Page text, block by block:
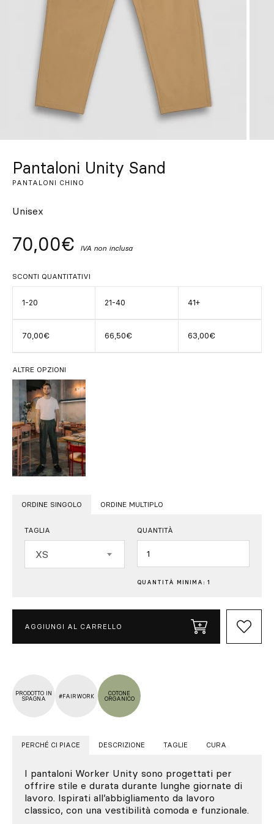
Lasciati ispirare
FR DE
Pantaloni Unity Sand
PANTALONI CHINO
Unisex
70,00€ IVA non inclusa
SCONTI QUANTITATIVI
1-20 21-40 41+
70,00€ 66,50€ 63,00€
ALTRE OPZIONI
ORDINE SINGOLO ORDINE MULTIPLO
TAGLIA
XS
QUANTITÀ
QUANTITÀ MINIMA: 1
AGGIUNGI AL CARRELLO
PRODOTTO IN
SPAGNA
#FAIRWORK
COTONE
ORGANICO
PERCHÉ CI PIACE DESCRIZIONE TAGLIE CURA
I pantaloni Worker Unity sono progettati per
offrire stile e durata durante lunghe giornate di
lavoro. Ispirati all’abbigliamento da lavoro
classico, con una vestibilità comoda e funzionale.